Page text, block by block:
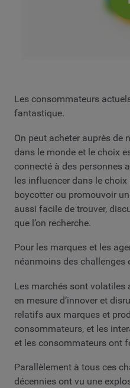
Les consommateurs
fantastique.
On peut acheter auprès de
dans le monde et le choix
connecté à des personnes
les influencer dans le choix
boycotter ou promouvoir
aussi facile de trouver,
que l’on recherche.
Pour les marques et les
néanmoins des challenges
Les marchés sont volatiles
en mesure d’innover et
relatifs aux marques et
consommateurs, et les
et les consommateurs ont
Parallèlement à tous ces
décennies ont vu une